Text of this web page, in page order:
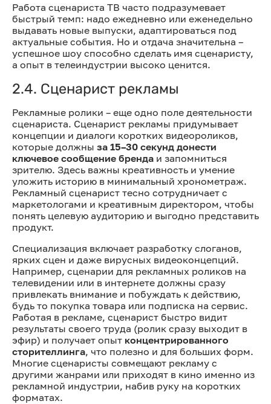
Работа сценариста ТВ часто подразумевает
быстрый темп: надо ежедневно или еженедельно
выдавать новые выпуски, адаптироваться под
актуальные события. Но и отдача значительна –
успешное шоу способно сделать имя сценаристу,
а опыт в телеиндустрии высоко ценится.
2.4. Сценарист рекламы
Рекламные ролики – еще одно поле деятельности
сценариста. Сценарист рекламы придумывает
концепции и диалоги коротких видеороликов,
которые должны за 15–30 секунд донести
ключевое сообщение бренда и запомниться
зрителю. Здесь важны креативность и умение
уложить историю в минимальный хронометраж.
Рекламный сценарист тесно сотрудничает с
маркетологами и креативным директором, чтобы
понять целевую аудиторию и выгодно представить
продукт.
Специализация включает разработку слоганов,
ярких сцен и даже вирусных видеоконцепций.
Например, сценарии для рекламных роликов на
телевидении или в интернете должны сразу
привлекать внимание и побуждать к действию,
будь то покупка товара или подписка на сервис.
Работая в рекламе, сценарист быстро видит
результаты своего труда (ролик сразу выходит в
эфир) и получает опыт концентрированного
сторителлинга, что полезно и для больших форм.
Многие сценаристы совмещают рекламу с
другими жанрами или приходят в кино именно из
рекламной индустрии, набив руку на коротких
форматах.